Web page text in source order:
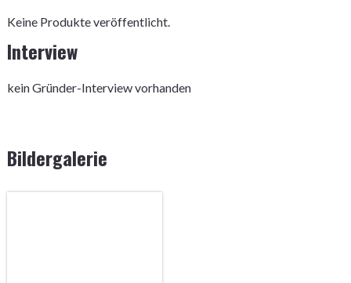
Keine Produkte veröffentlicht.
Interview
kein Gründer-Interview vorhanden
Bildergalerie